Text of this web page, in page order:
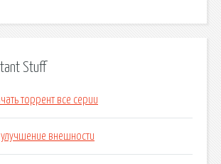
Stuff
торрент все серии
внешности